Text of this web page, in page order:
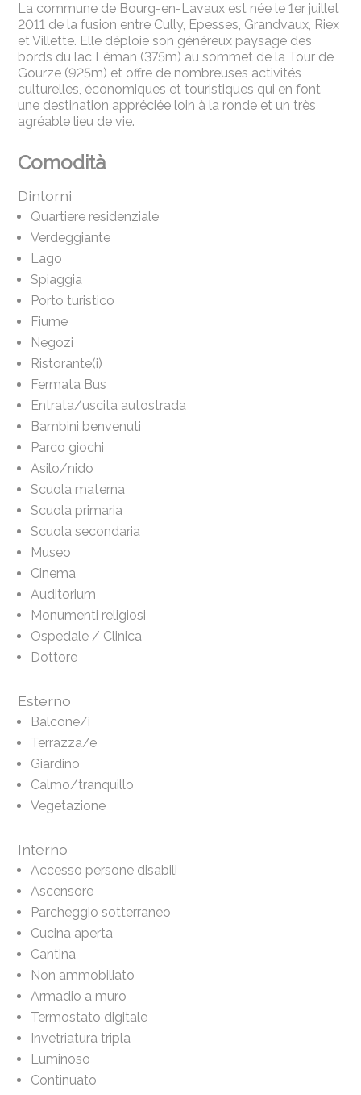
La commune de Bourg-en-Lavaux est née le 1er juillet
2011 de la fusion entre Cully, Epesses, Grandvaux, Riex
et Villette. Elle déploie son généreux paysage des
bords du lac Léman (375m) au sommet de la Tour de
Gourze (925m) et offre de nombreuses activités
culturelles, économiques et touristiques qui en font
une destination appréciée loin à la ronde et un très
agréable lieu de vie.
Comodità
Dintorni
Quartiere residenziale
Verdeggiante
Lago
Spiaggia
Porto turistico
Fiume
Negozi
Ristorante(i)
Fermata Bus
Entrata/uscita autostrada
Bambini benvenuti
Parco giochi
Asilo/nido
Scuola materna
Scuola primaria
Scuola secondaria
Museo
Cinema
Auditorium
Monumenti religiosi
Ospedale / Clinica
Dottore
Esterno
Balcone/i
Terrazza/e
Giardino
Calmo/tranquillo
Vegetazione
Interno
Accesso persone disabili
Ascensore
Parcheggio sotterraneo
Cucina aperta
Cantina
Non ammobiliato
Armadio a muro
Termostato digitale
Invetriatura tripla
Luminoso
Continuato